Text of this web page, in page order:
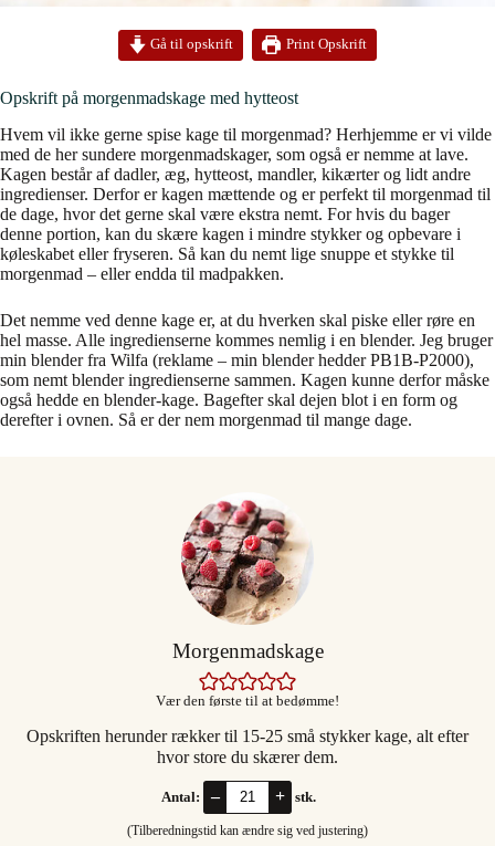
Gå til opskrift Print Opskrift
Opskrift på morgenmadskage med hytteost
Hvem vil ikke gerne spise kage til morgenmad? Herhjemme er vi vilde
med de her sundere morgenmadskager, som også er nemme at lave.
Kagen består af dadler, æg, hytteost, mandler, kikærter og lidt andre
ingredienser. Derfor er kagen mættende og er perfekt til morgenmad til
de dage, hvor det gerne skal være ekstra nemt. For hvis du bager
denne portion, kan du skære kagen i mindre stykker og opbevare i
køleskabet eller fryseren. Så kan du nemt lige snuppe et stykke til
morgenmad – eller endda til madpakken.
Det nemme ved denne kage er, at du hverken skal piske eller røre en
hel masse. Alle ingredienserne kommes nemlig i en blender. Jeg bruger
min blender fra Wilfa (reklame – min blender hedder PB1B-P2000),
som nemt blender ingredienserne sammen. Kagen kunne derfor måske
også hedde en blender-kage. Bagefter skal dejen blot i en form og
derefter i ovnen. Så er der nem morgenmad til mange dage.
Morgenmadskage
Vær den første til at bedømme!
Opskriften herunder rækker til 15-25 små stykker kage, alt efter
hvor store du skærer dem.
Antal: – + stk.
(Tilberedningstid kan ændre sig ved justering)